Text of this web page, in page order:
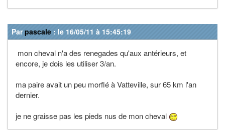
Parpascale : le 16/05/11 à 15:45:19
mon cheval n'a des renegades qu'aux antérieurs, et
encore, je dois les utiliser 3/an.
ma paire avait un peu morflé à Vatteville, sur 65 km l'an
dernier.
je ne graisse pas les pieds nus de mon cheval